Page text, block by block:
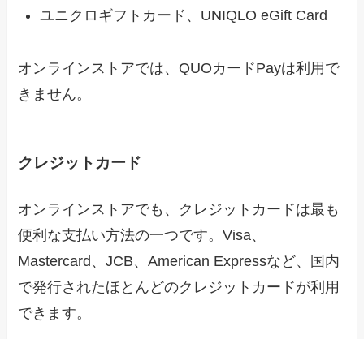
ユニクロギフトカード、UNIQLO eGift Card
オンラインストアでは、QUOカードPayは利用で
きません。
クレジットカード
オンラインストアでも、クレジットカードは最も
便利な支払い方法の一つです。Visa、
Mastercard、JCB、American Expressなど、国内
で発行されたほとんどのクレジットカードが利用
できます。